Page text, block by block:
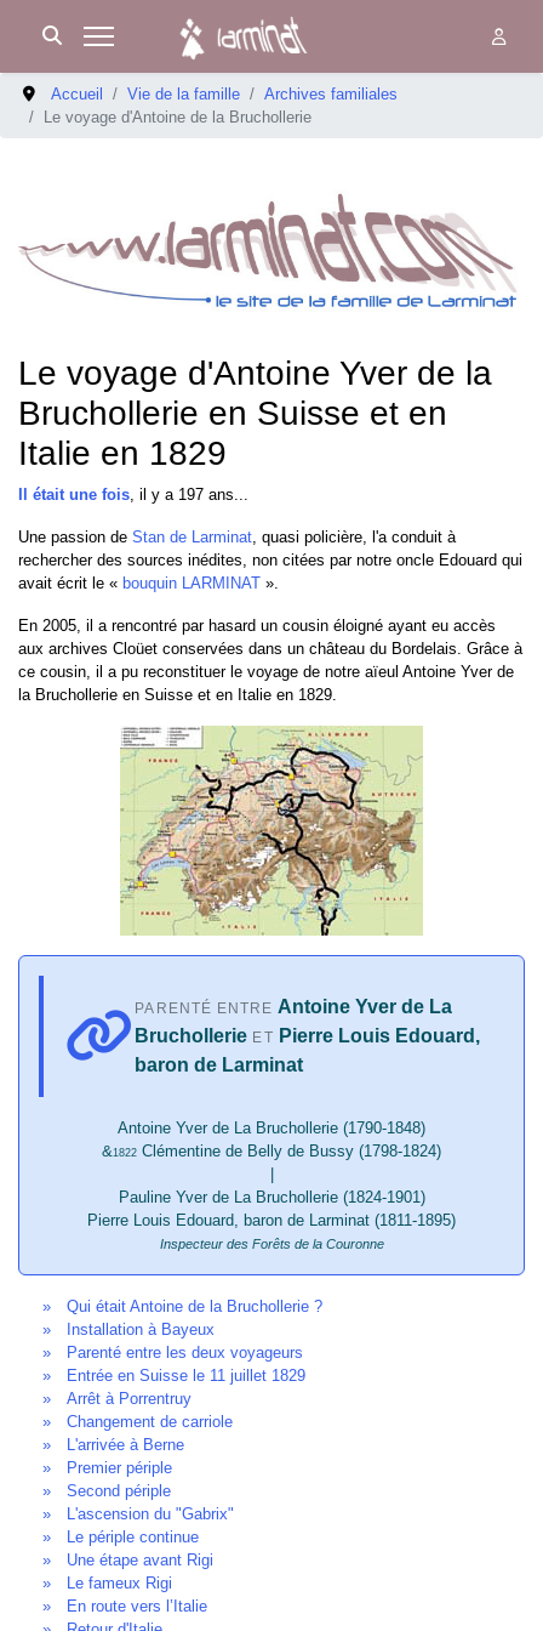
Accueil Vie de la famille
Archives familiales
Le voyage d'Antoine de la Bruchollerie
Le voyage d'Antoine Yver de la
Bruchollerie en Suisse et en
Italie en 1829
Il était une fois, il y a 197 ans...
Une passion de Stan de Larminat, quasi policière, l'a conduit à
rechercher des sources inédites, non citées par notre oncle Edouard qui
avait écrit le « bouquin LARMINAT ».
En 2005, il a rencontré par hasard un cousin éloigné ayant eu accès
aux archives Cloüet conservées dans un château du Bordelais. Grâce à
ce cousin, il a pu reconstituer le voyage de notre aïeul Antoine Yver de
la Bruchollerie en Suisse et en Italie en 1829.
PARENTÉ ENTRE Antoine Yver de La
Bruchollerie ET
Pierre Louis Edouard,
baron de Larminat
Antoine Yver de La Bruchollerie (1790-1848)
&1822 Clémentine de Belly de Bussy (1798-1824)
Pauline Yver de La Bruchollerie (1824-1901)
Pierre Louis Edouard, baron de Larminat (1811-1895)
Inspecteur des Forêts de la Couronne
ArticlesQui était Antoine de la Bruchollerie ?
Installation à Bayeux
Parenté entre les deux voyageurs
Entrée en Suisse le 11 juillet 1829
Arrêt à Porrentruy
Changement de carriole
L'arrivée à Berne
Premier périple
Second périple
L'ascension du "Gabrix"
Le périple continue
Une étape avant Rigi
Le fameux Rigi
En route vers l’Italie